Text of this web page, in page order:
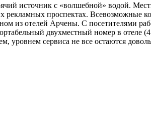
источник с «волшебной» водой.
проспектах. Всевозможные
из отелей Арчены. С посетителями
двухместный номер в отеле
уровнем сервиса не все остаются